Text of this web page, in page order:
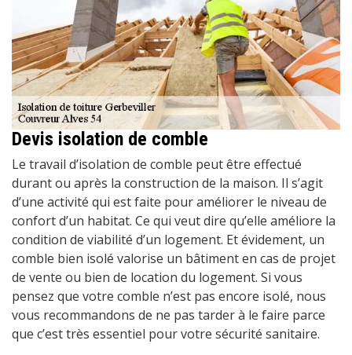
Devis isolation de comble
Le travail d’isolation de comble peut être effectué
durant ou après la construction de la maison. Il s’agit
d’une activité qui est faite pour améliorer le niveau de
confort d’un habitat. Ce qui veut dire qu’elle améliore la
condition de viabilité d’un logement. Et évidement, un
comble bien isolé valorise un bâtiment en cas de projet
de vente ou bien de location du logement. Si vous
pensez que votre comble n’est pas encore isolé, nous
vous recommandons de ne pas tarder à le faire parce
que c’est très essentiel pour votre sécurité sanitaire.